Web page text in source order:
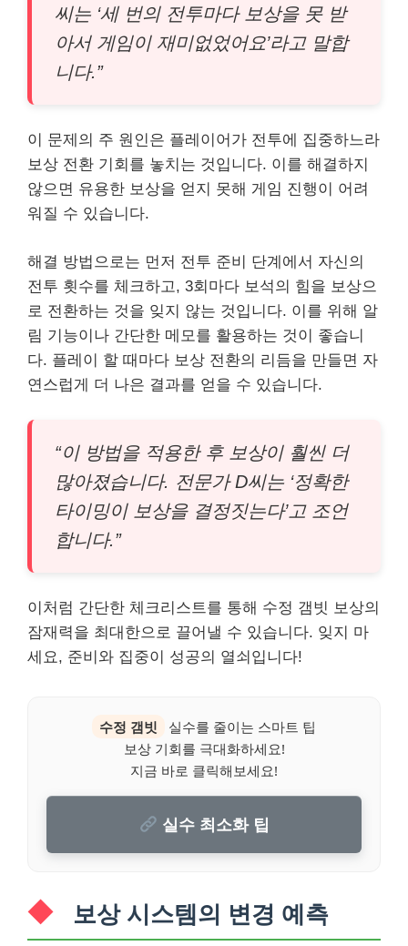
씨는 ‘세 번의 전투마다 보상을 못 받
아서 게임이 재미없었어요’라고 말합
니다.”
이 문제의 주 원인은 플레이어가 전투에 집중하느라
보상 전환 기회를 놓치는 것입니다. 이를 해결하지
않으면 유용한 보상을 얻지 못해 게임 진행이 어려
워질 수 있습니다.
해결 방법으로는 먼저 전투 준비 단계에서 자신의
전투 횟수를 체크하고, 3회마다 보석의 힘을 보상으
로 전환하는 것을 잊지 않는 것입니다. 이를 위해 알
림 기능이나 간단한 메모를 활용하는 것이 좋습니
다. 플레이 할 때마다 보상 전환의 리듬을 만들면 자
연스럽게 더 나은 결과를 얻을 수 있습니다.
“이 방법을 적용한 후 보상이 훨씬 더
많아졌습니다. 전문가 D씨는 ‘정확한
타이밍이 보상을 결정짓는다’고 조언
합니다.”
이처럼 간단한 체크리스트를 통해 수정 갬빗 보상의
잠재력을 최대한으로 끌어낼 수 있습니다. 잊지 마
세요, 준비와 집중이 성공의 열쇠입니다!
수정 갬빗
실수를 줄이는 스마트 팁
보상 기회를 극대화하세요!
지금 바로 클릭해보세요!
실수 최소화 팁
보상 시스템의 변경 예측